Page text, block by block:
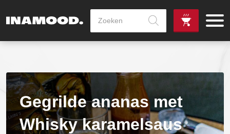
leverdag
mogelijk
vanaf €100,-
Gegrilde ananas met
Whisky karamelsaus